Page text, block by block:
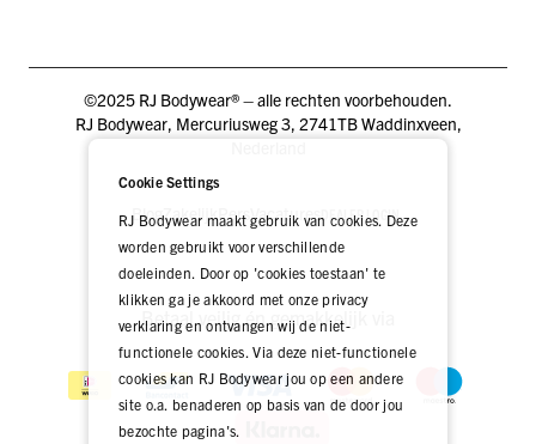
©2025 RJ Bodywear® – alle rechten voorbehouden.
RJ Bodywear, Mercuriusweg 3, 2741TB Waddinxveen,
BlogZakelijkPers VacaturesDEALER LOGIN
Betaal veilig én gemakkelijk via
Cookie Settings
RJ Bodywear maakt gebruik van cookies. Deze
worden gebruikt voor verschillende
doeleinden. Door op 'cookies toestaan' te
klikken ga je akkoord met onze privacy
verklaring en ontvangen wij de niet-
functionele cookies. Via deze niet-functionele
cookies kan RJ Bodywear jou op een andere
site o.a. benaderen op basis van de door jou
bezochte pagina's.